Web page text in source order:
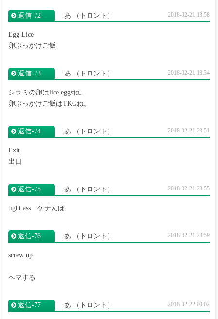
返信‐72 あ （トロント） 2018-02-21 13:58
Egg Lice
卵ぶっかけご飯
返信‐73 あ （トロント） 2018-02-21 18:34
シラミの卵はlice eggsね。
卵ぶっかけご飯はTKGね。
返信‐74 あ （トロント） 2018-02-21 23:51
Exit
出口
返信‐75 あ （トロント） 2018-02-21 23:55
tight ass ケチんぼ
返信‐76 あ （トロント） 2018-02-21 23:59
screw up
ヘマする
返信‐77 あ （トロント） 2018-02-22 00:02